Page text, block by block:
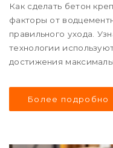
Как сделать бетон
факторы от
правильного ухода.
технологии
достижения
Более подробно